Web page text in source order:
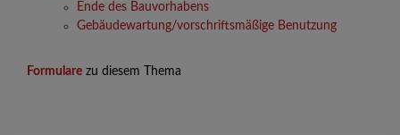
Ende des Bauvorhabens
Gebäudewartung/vorschriftsmäßige Benutzung
Formulare zu diesem Thema